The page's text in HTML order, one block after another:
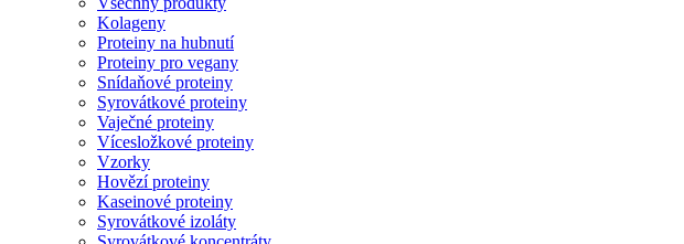
Kolageny
Proteiny na hubnutí
Proteiny pro vegany
Snídaňové proteiny
Syrovátkové proteiny
Vaječné proteiny
Vícesložkové proteiny
Vzorky
Hovězí proteiny
Kaseinové proteiny
Syrovátkové izoláty